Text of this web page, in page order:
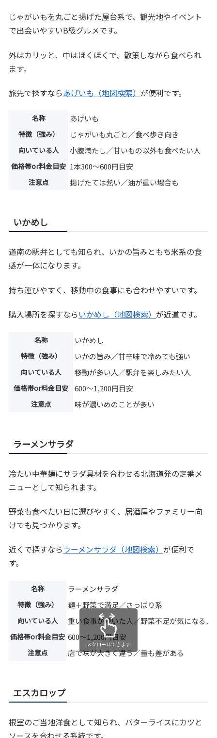
じゃがいもを丸ごと揚げた屋台系で、観光地やイベント
で出会いやすいB級グルメです。
外はカリッと、中はほくほくで、散策しながら食べられ
ます。
旅先で探すならあげいも（地図検索）が便利です。
名称 あげいも
特徴（強み） じゃがいも丸ごと／食べ歩き向き
向いている人 小腹満たし／甘いもの以外も食べたい人
価格帯or料金目安 1本300〜600円目安
注意点 揚げたては熱い／油が重い場合も
いかめし
道南の駅弁としても知られ、いかの旨みともち米系の食
感が一体になります。
持ち運びやすく、移動中の食事にも合わせやすいです。
購入場所を探すならいかめし（地図検索）が近道です。
名称 いかめし
特徴（強み） いかの旨み／甘辛味で冷めても強い
向いている人 移動が多い人／駅弁を楽しみたい人
価格帯or料金目安 600〜1,200円目安
注意点 味が濃いめのことが多い
ラーメンサラダ
冷たい中華麺にサラダ具材を合わせる北海道発の定番メ
ニューとして知られます。
野菜も食べたい日に選びやすく、居酒屋やファミリー向
けでも見つかります。
近くで探すならラーメンサラダ（地図検索）が便利で
す。
名称 ラーメンサラダ
特徴（強み） 麺＋野菜で満足／さっぱり系
向いている人 重い食事が続いた人／野菜不足が気になる人
価格帯or料金目安 600〜1,200円目安
注意点 店で味が大きく違う／量も差がある
スクロールできます
エスカロップ
根室のご当地洋食として知られ、バターライスにカツと
ソースを合わせる系統です。